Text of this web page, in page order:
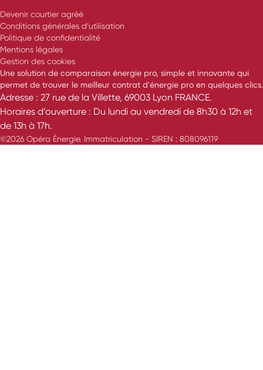
Devenir courtier agréé
Conditions générales d’utilisation
Politique de confidentialité
Mentions légales
Gestion des cookies
Une solution de comparaison énergie pro, simple et innovante qui
permet de trouver le meilleur contrat d'énergie pro en quelques clics.
Adresse : 27 rue de la Villette, 69003 Lyon FRANCE.
Horaires d’ouverture : Du lundi au vendredi de 8h30 à 12h et
de 13h à 17h.
©2026 Opéra Énergie. Immatriculation - SIREN : 808096119